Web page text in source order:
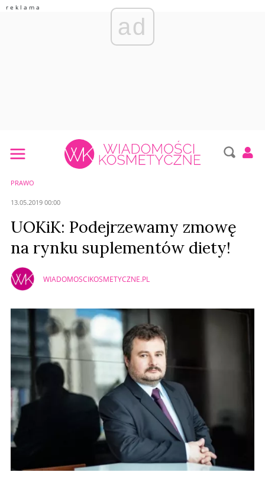
ad
PRAWO
13.05.2019 00:00
UOKiK: Podejrzewamy zmowę
na rynku suplementów diety!
WIADOMOSCIKOSMETYCZNE.PL